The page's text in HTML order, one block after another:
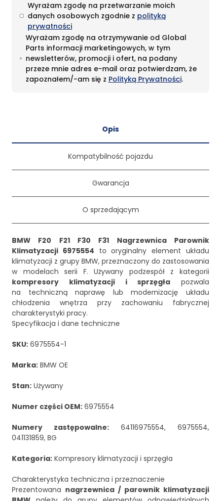
Wyrażam zgodę na przetwarzanie moich
danych osobowych zgodnie z polityką
prywatności
Wyrażam zgodę na otrzymywanie od Global
Parts informacji marketingowych, w tym
newsletterów, promocji i ofert, na podany
przeze mnie adres e-mail oraz potwierdzam, że
zapoznałem/-am się z Polityką Prywatności.
Opis
Kompatybilność pojazdu
Gwarancja
O sprzedającym
BMW F20 F21 F30 F31 Nagrzewnica Parownik
Klimatyzacji 6975554 to oryginalny element układu
klimatyzacji z grupy BMW, przeznaczony do zastosowania
w modelach serii F. Używany podzespół z kategorii
kompresory klimatyzacji i sprzęgła pozwala
na techniczną naprawę lub modernizację układu
chłodzenia wnętrza przy zachowaniu fabrycznej
charakterystyki pracy.
Specyfikacja i dane techniczne
SKU: 6975554-1
Marka: BMW OE
Stan: Używany
Numer części OEM: 6975554
Numery zastępowalne: 64116975554, 6975554,
041131859, BG
Kategoria: Kompresory klimatyzacji i sprzęgła
Charakterystyka techniczna i przeznaczenie
Prezentowana nagrzewnica / parownik klimatyzacji